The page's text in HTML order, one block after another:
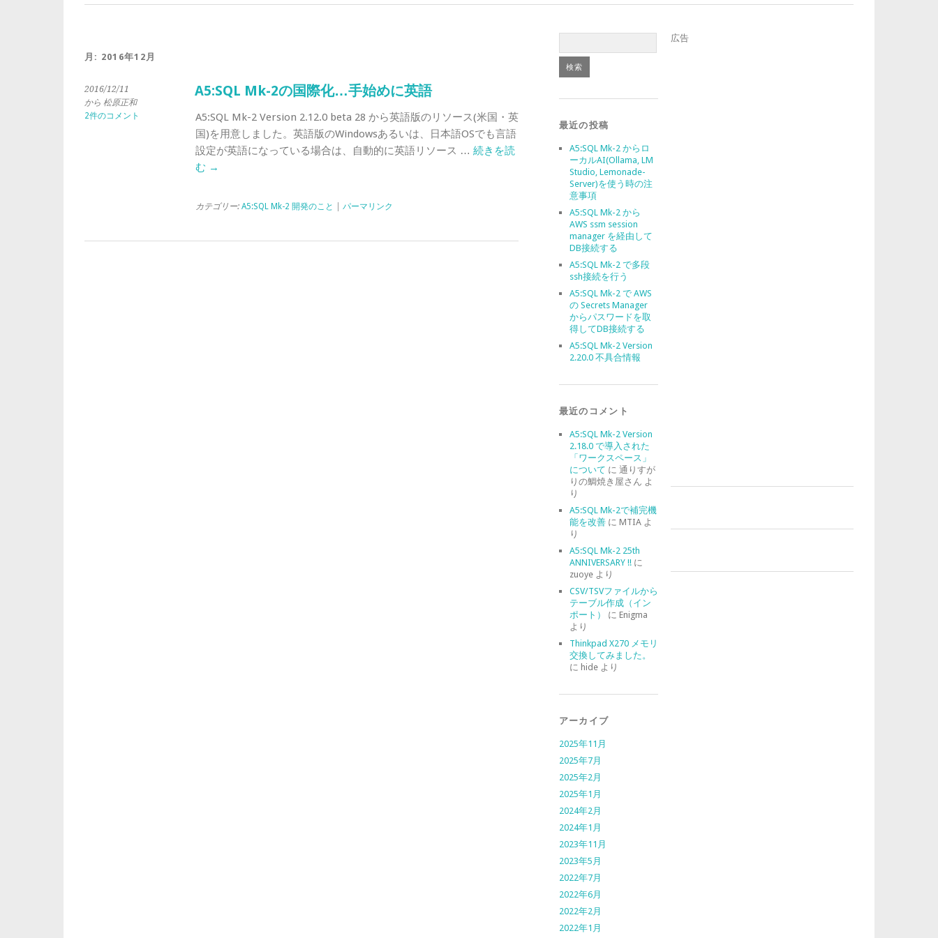
月: 2016年12月
2016/12/11
から 松原正和
2件のコメント
A5:SQL Mk-2の国際化…手始めに英語
A5:SQL Mk-2 Version 2.12.0 beta 28 から英語版のリソース(米国・英
国)を用意しました。英語版のWindowsあるいは、日本語OSでも言語
設定が英語になっている場合は、自動的に英語リソース … 続きを読
む →
カテゴリー: A5:SQL Mk-2 開発のこと パーマリンク
最近の投稿
A5:SQL Mk-2 からロ
ーカルAI(Ollama, LM
Studio, Lemonade-
Server)を使う時の注
意事項
A5:SQL Mk-2 から
AWS ssm session
manager を経由して
DB接続する
A5:SQL Mk-2 で多段
ssh接続を行う
A5:SQL Mk-2 で AWS
の Secrets Manager
からパスワードを取
得してDB接続する
A5:SQL Mk-2 Version
2.20.0 不具合情報
最近のコメント
A5:SQL Mk-2 Version
2.18.0 で導入された
「ワークスペース」
について に 通りすが
りの鯛焼き屋さん よ
り
A5:SQL Mk-2で補完機
能を改善に MTIAよ
り
A5:SQL Mk-2 25th
ANNIVERSARY !!に
zuoyeより
CSV/TSVファイルから
テーブル作成（イン
ポート）
に Enigma
より
Thinkpad X270 メモリ
交換してみました。
に hideより
アーカイブ
2025年11月
2025年7月
2025年2月
2025年1月
2024年2月
2024年1月
2023年11月
2023年5月
2022年7月
2022年6月
2022年2月
2022年1月
広告